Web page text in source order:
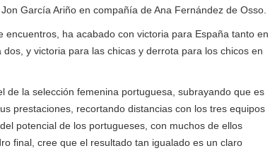
García Ariño en compañía de Ana Fernández de Osso.
ha acabado con victoria para España tanto en
y victoria para las chicas y derrota para los chicos en
de la selección femenina portuguesa, subrayando que es
prestaciones, recortando distancias con los tres equipos
potencial de los portugueses, con muchos de ellos
final, cree que el resultado tan igualado es un claro